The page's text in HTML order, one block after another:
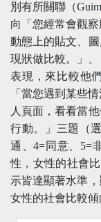
別有所關聯（
向「您經常會觀
動態上的貼文、
現狀做比較。」
表現，來比較他
「當您遇到某些
人頁面，看看當
行動。」三題（
通、4=同意、5=
性，女性的社會
示皆達顯著水準
女性的社會比較傾